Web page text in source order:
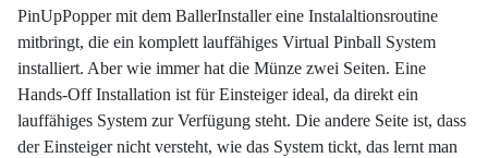
PinUpPopper mit dem BallerInstaller eine Instalaltionsroutine
mitbringt, die ein komplett lauffähiges Virtual Pinball System
installiert. Aber wie immer hat die Münze zwei Seiten. Eine
Hands-Off Installation ist für Einsteiger ideal, da direkt ein
lauffähiges System zur Verfügung steht. Die andere Seite ist, dass
der Einsteiger nicht versteht, wie das System tickt, das lernt man